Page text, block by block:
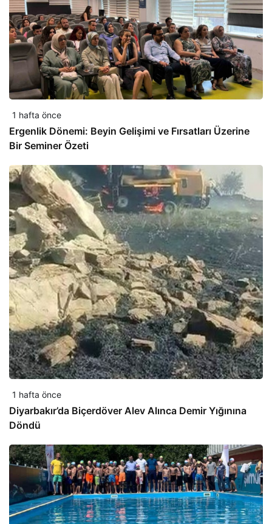
1 hafta önce
Ergenlik Dönemi: Beyin Gelişimi ve Fırsatları Üzerine
Bir Seminer Özeti
1 hafta önce
Diyarbakır’da Biçerdöver Alev Alınca Demir Yığınına
Döndü